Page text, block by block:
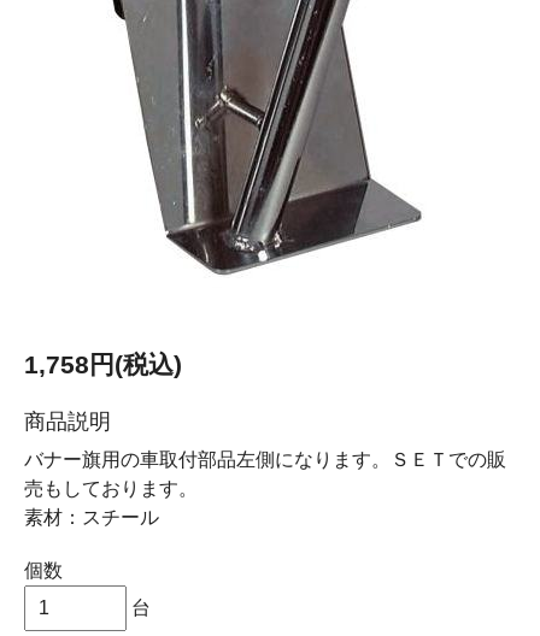
1,758円(税込)
商品説明
バナー旗用の車取付部品左側になります。ＳＥＴでの販
売もしております。
素材：スチール
個数
台